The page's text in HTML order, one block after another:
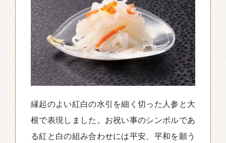
縁起のよい紅白の水引を細く切った人参と大
根で表現しました。お祝い事のシンボルであ
る紅と白の組み合わせには平安、平和を願う